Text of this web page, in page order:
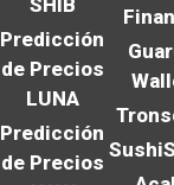
Predicción
de Precios
LUNA
Predicción
de Precios